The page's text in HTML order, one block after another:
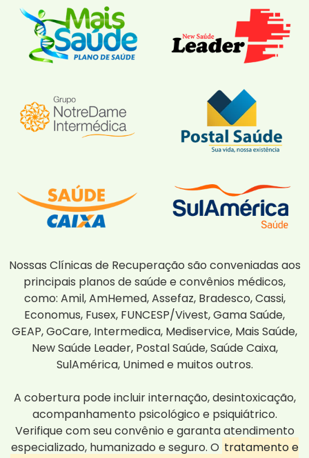
Nossas Clínicas de Recuperação são conveniadas aos
principais planos de saúde e convênios médicos,
como: Amil, AmHemed, Assefaz, Bradesco, Cassi,
Economus, Fusex, FUNCESP/Vivest, Gama Saúde,
GEAP, GoCare, Intermedica, Mediservice, Mais Saúde,
New Saúde Leader, Postal Saúde, Saúde Caixa,
SulAmérica, Unimed e muitos outros.
A cobertura pode incluir internação, desintoxicação,
acompanhamento psicológico e psiquiátrico.
Verifique com seu convênio e garanta atendimento
especializado, humanizado e seguro. O tratamento e